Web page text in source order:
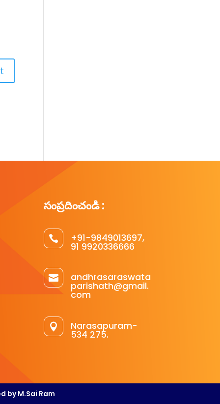
సంప్రదించండి :
 +91-9849013697,
91 9920336666
 andhrasaraswata
parishath@gmail.
com
 Narasapuram-
534 275.
by M.Sai Ram